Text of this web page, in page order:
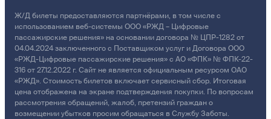
Ж/Д билеты предоставляются партнёрами, в том числе с
использованием веб-системы ООО «РЖД – Цифровые
пассажирские решения» на основании договора № ЦПР-1282 от
04.04.2024 заключенного с Поставщиком услуг и Договора ООО
«РЖД-Цифровые пассажирские решения» с АО «ФПК» № ФПК-22-
316 от 27.12.2022 г. Сайт не является официальным ресурсом ОАО
«РЖД». Стоимость билетов включает сервисный сбор. Итоговая
цена отображена на экране подтверждения покупки. По вопросам
рассмотрения обращений, жалоб, претензий граждан о
возмещении убытков просим обращаться в Службу Заботы.